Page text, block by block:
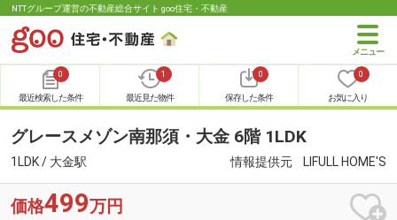
NTTグループ運営の不動産総合サイト goo住宅・不動産
0
最近検索した条件
1
最近見た物件
0
保存した条件
0
お気に入り
グレースメゾン南那須・大金 6階 1LDK
1LDK / 大金駅 情報提供元 LIFULL HOME'S
価格499万円